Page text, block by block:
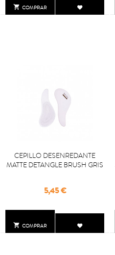
 COMPRAR
 COMPRAR
CEPILLO DESENREDANTE
MATTE DETANGLE BRUSH GRIS
Precio
5,45 €